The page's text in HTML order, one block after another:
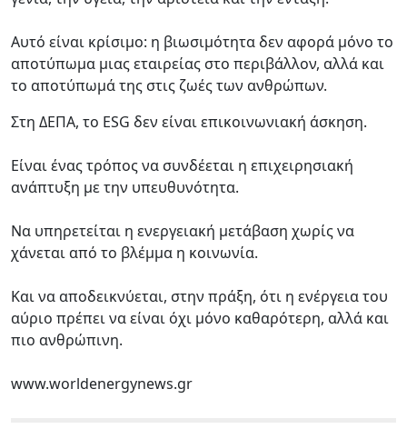
Αυτό είναι κρίσιμο: η βιωσιμότητα δεν αφορά μόνο το
αποτύπωμα μιας εταιρείας στο περιβάλλον, αλλά και
το αποτύπωμά της στις ζωές των ανθρώπων.
Στη ΔΕΠΑ, το ESG δεν είναι επικοινωνιακή άσκηση.
Είναι ένας τρόπος να συνδέεται η επιχειρησιακή
ανάπτυξη με την υπευθυνότητα.
Να υπηρετείται η ενεργειακή μετάβαση χωρίς να
χάνεται από το βλέμμα η κοινωνία.
Και να αποδεικνύεται, στην πράξη, ότι η ενέργεια του
αύριο πρέπει να είναι όχι μόνο καθαρότερη, αλλά και
πιο ανθρώπινη.
www.worldenergynews.gr